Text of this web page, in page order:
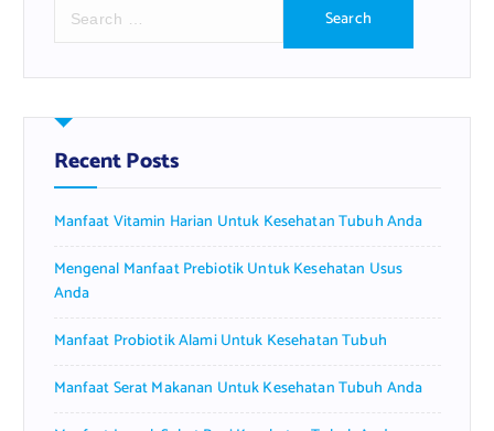
r
h
f
o
:
Recent Posts
Manfaat Vitamin Harian Untuk Kesehatan Tubuh Anda
Mengenal Manfaat Prebiotik Untuk Kesehatan Usus
Anda
Manfaat Probiotik Alami Untuk Kesehatan Tubuh
Manfaat Serat Makanan Untuk Kesehatan Tubuh Anda